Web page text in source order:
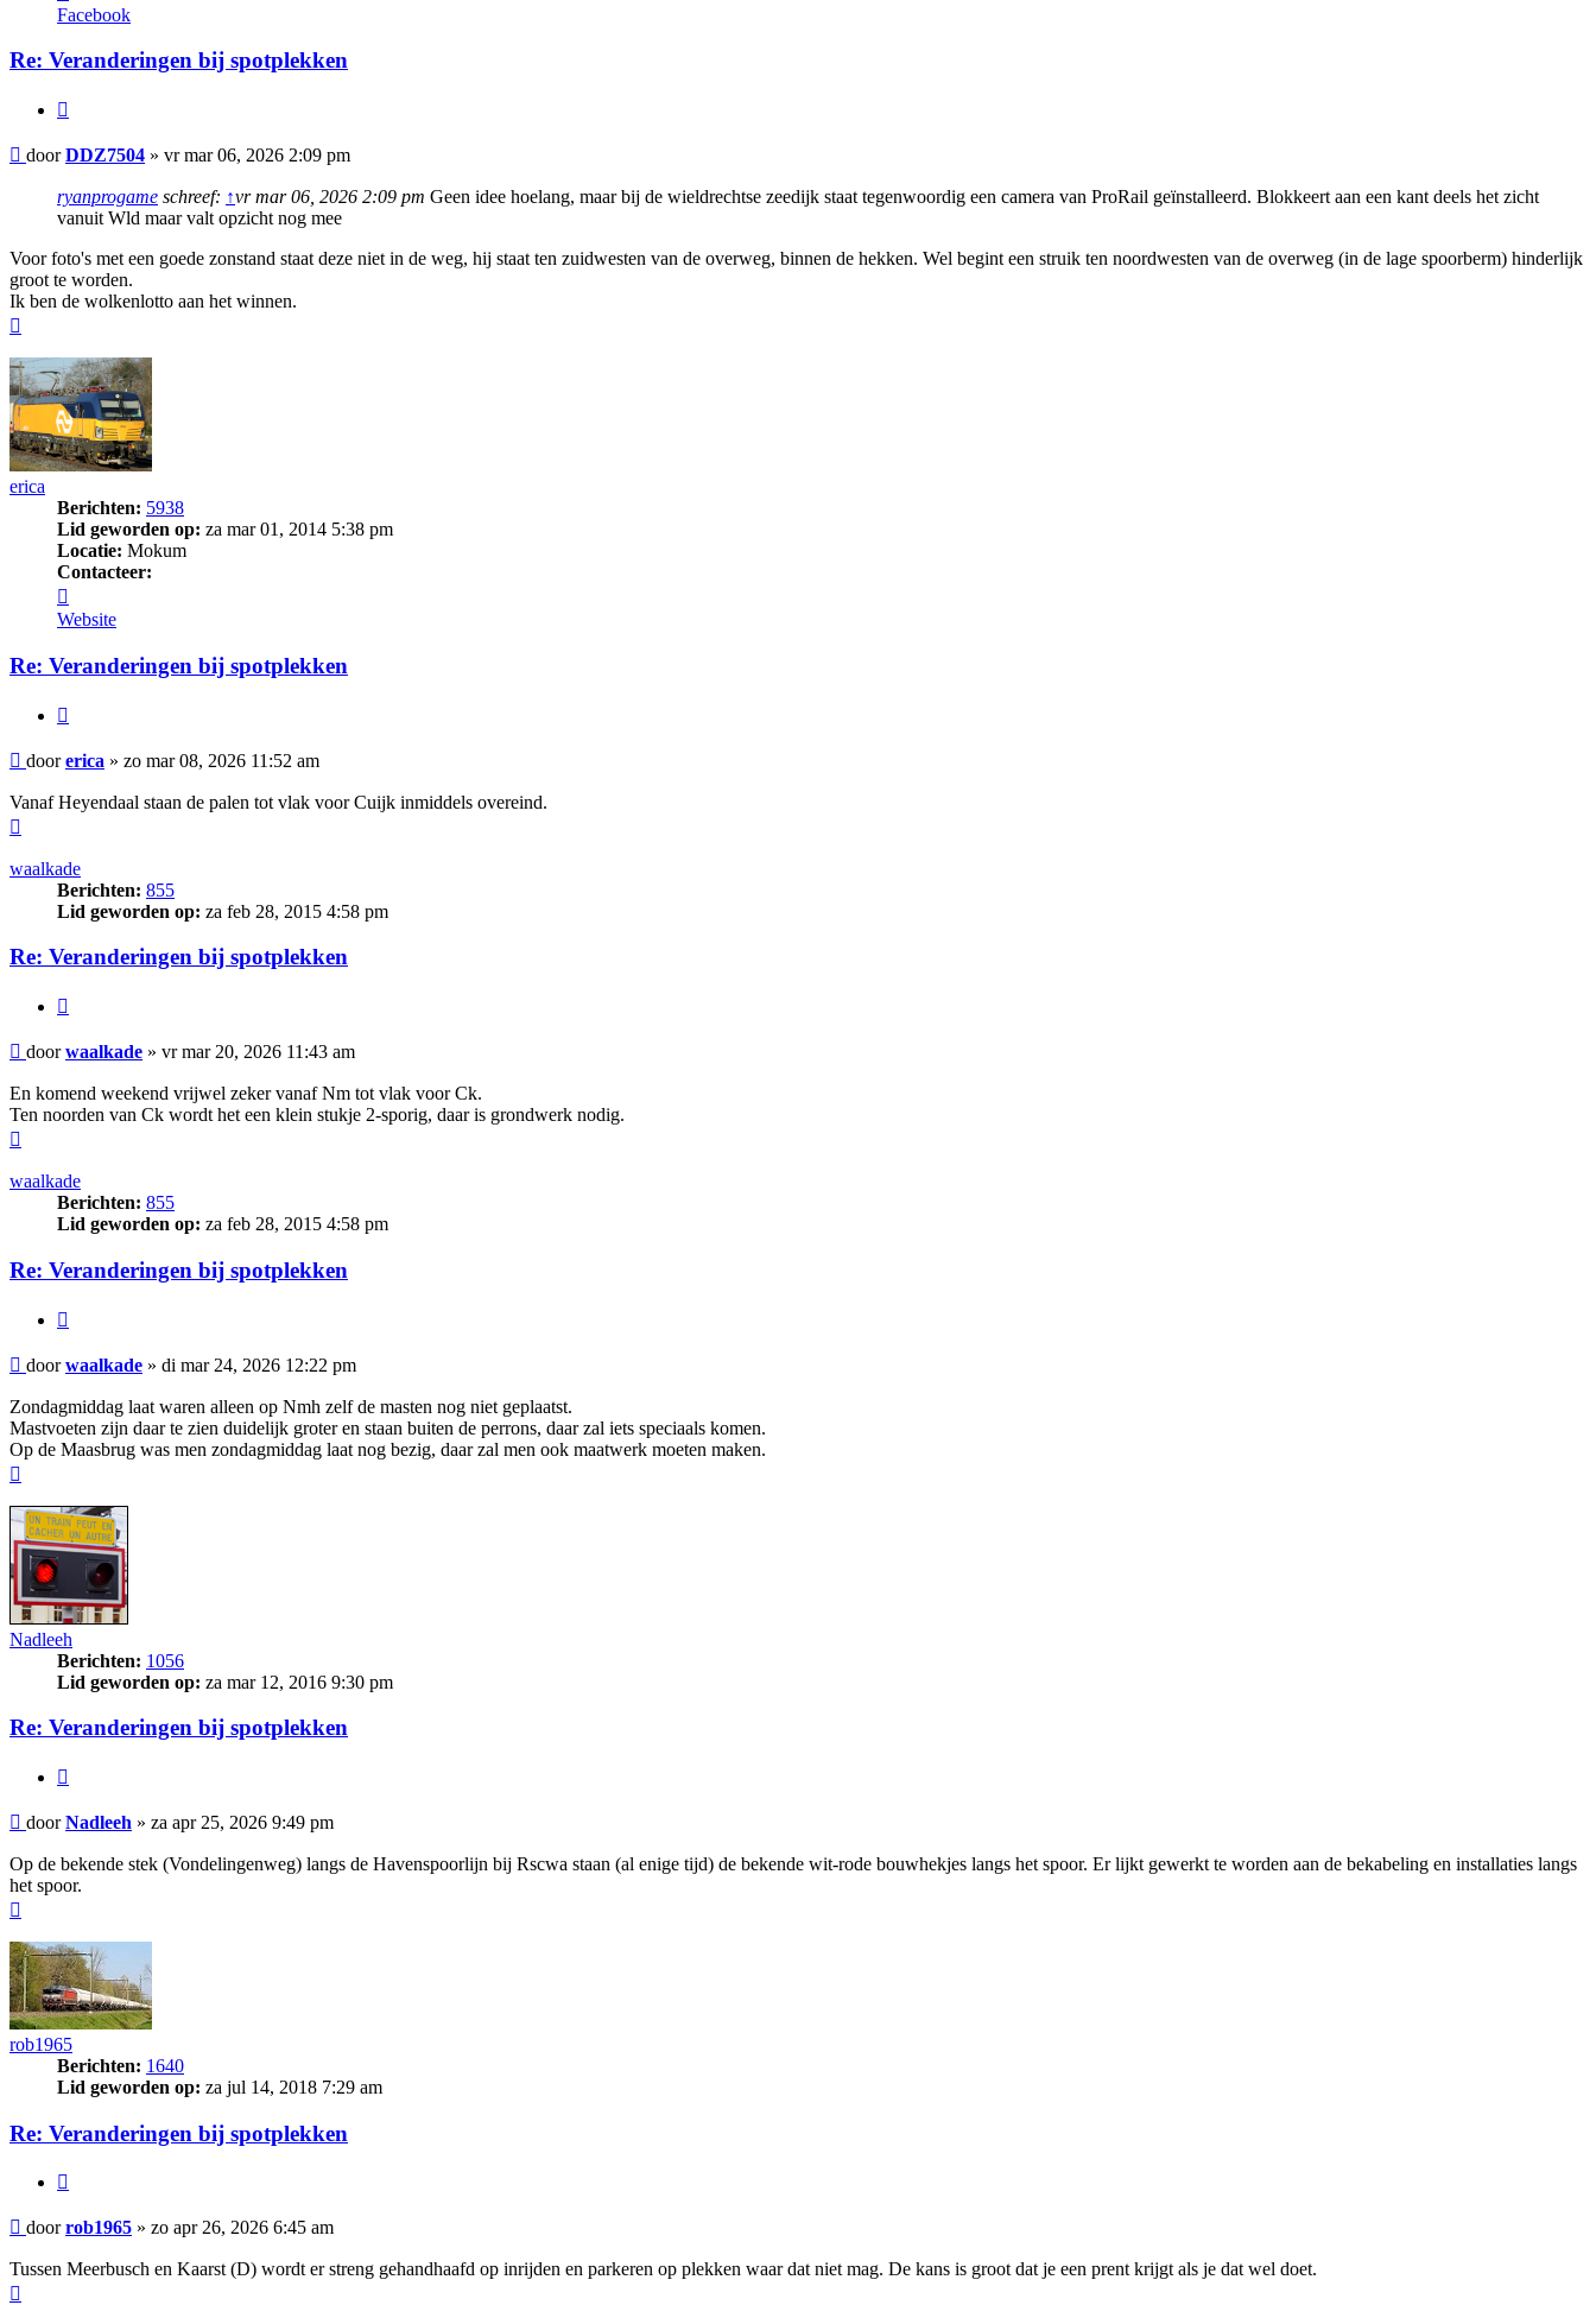
DDZ7504
Facebook
Re: Veranderingen bij spotplekken
Bericht
doorDDZ7504 » vr mar 06, 2026 2:09 pm
ryanprogame schreef: ↑vr mar 06, 2026 2:09 pm Geen idee hoelang, maar bij de wieldrechtse zeedijk staat tegenwoordig een camera van ProRail geïnstalleerd. Blokkeert aan een kant deels het zicht
vanuit Wld maar valt opzicht nog mee
Voor foto's met een goede zonstand staat deze niet in de weg, hij staat ten zuidwesten van de overweg, binnen de hekken. Wel begint een struik ten noordwesten van de overweg (in de lage spoorberm) hinderlijk
groot te worden.
Ik ben de wolkenlotto aan het winnen.
erica
Berichten: 5938
Lid geworden op: za mar 01, 2014 5:38 pm
Locatie: Mokum
Contacteer:
erica
Website
Re: Veranderingen bij spotplekken
Bericht
doorerica » zo mar 08, 2026 11:52 am
Vanaf Heyendaal staan de palen tot vlak voor Cuijk inmiddels overeind.
waalkade
Berichten: 855
Lid geworden op: za feb 28, 2015 4:58 pm
Re: Veranderingen bij spotplekken
Bericht
doorwaalkade » vr mar 20, 2026 11:43 am
En komend weekend vrijwel zeker vanaf Nm tot vlak voor Ck.
Ten noorden van Ck wordt het een klein stukje 2-sporig, daar is grondwerk nodig.
waalkade
Berichten: 855
Lid geworden op: za feb 28, 2015 4:58 pm
Re: Veranderingen bij spotplekken
Bericht
doorwaalkade » di mar 24, 2026 12:22 pm
Zondagmiddag laat waren alleen op Nmh zelf de masten nog niet geplaatst.
Mastvoeten zijn daar te zien duidelijk groter en staan buiten de perrons, daar zal iets speciaals komen.
Op de Maasbrug was men zondagmiddag laat nog bezig, daar zal men ook maatwerk moeten maken.
Nadleeh
Berichten: 1056
Lid geworden op: za mar 12, 2016 9:30 pm
Re: Veranderingen bij spotplekken
Bericht
doorNadleeh » za apr 25, 2026 9:49 pm
Op de bekende stek (Vondelingenweg) langs de Havenspoorlijn bij Rscwa staan (al enige tijd) de bekende wit-rode bouwhekjes langs het spoor. Er lijkt gewerkt te worden aan de bekabeling en installaties langs
het spoor.
rob1965
Berichten: 1640
Lid geworden op: za jul 14, 2018 7:29 am
Re: Veranderingen bij spotplekken
Bericht
doorrob1965 » zo apr 26, 2026 6:45 am
Tussen Meerbusch en Kaarst (D) wordt er streng gehandhaafd op inrijden en parkeren op plekken waar dat niet mag. De kans is groot dat je een prent krijgt als je dat wel doet.